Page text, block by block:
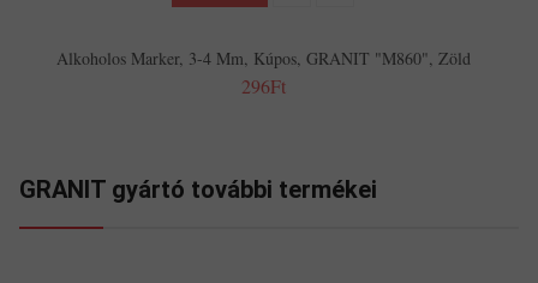
Alkoholos Marker, 3-4 Mm, Kúpos, GRANIT "M860", Zöld
296Ft
GRANIT gyártó további termékei